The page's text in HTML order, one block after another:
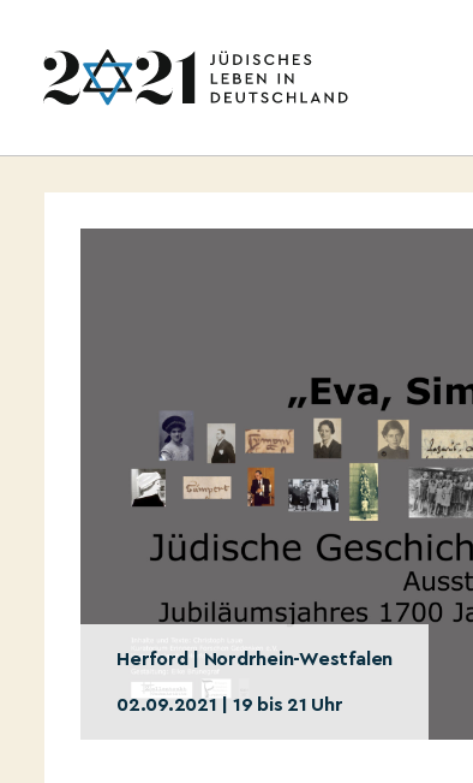
Herford | Nordrhein-Westfalen
02.09.2021 | 19 bis 21 Uhr